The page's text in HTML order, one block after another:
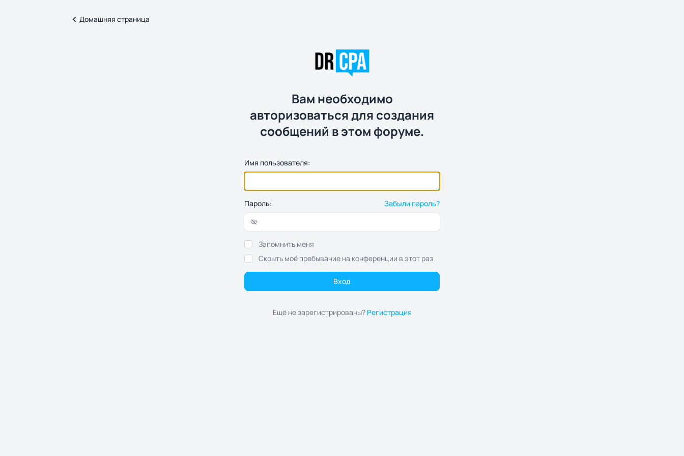
Домашняя страница
Вам необходимо
авторизоваться для создания
сообщений в этом форуме.
Имя пользователя:
Пароль: Забыли пароль?
Показать/скрыть пароль
Запомнить меня
Скрыть моё пребывание на конференции в этот раз
Ещё не зарегистрированы? Регистрация